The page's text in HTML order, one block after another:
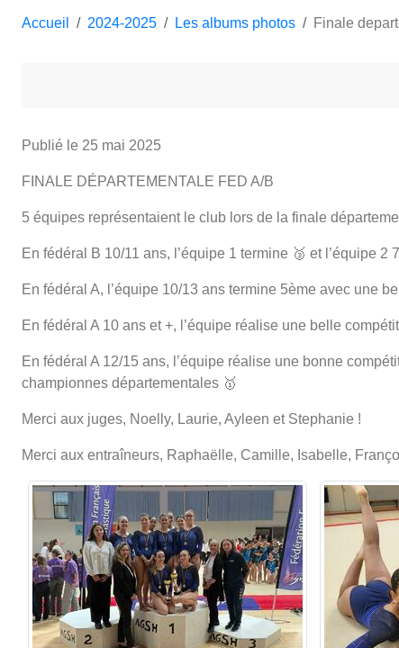
Accueil 2024-2025 Les albums photos Finale
Publié le 25 mai 2025
FINALE DÉPARTEMENTALE FED A/B
5 équipes représentaient le club lors de la finale
En fédéral B 10/11 ans, l’équipe 1 termine 🥉 et l’équipe
En fédéral A, l’équipe 10/13 ans termine 5ème avec une
En fédéral A 10 ans et +, l’équipe réalise une belle
En fédéral A 12/15 ans, l’équipe réalise une bonne
championnes départementales 🥇
Merci aux juges, Noelly, Laurie, Ayleen et Stephanie !
Merci aux entraîneurs, Raphaëlle, Camille, Isabelle,